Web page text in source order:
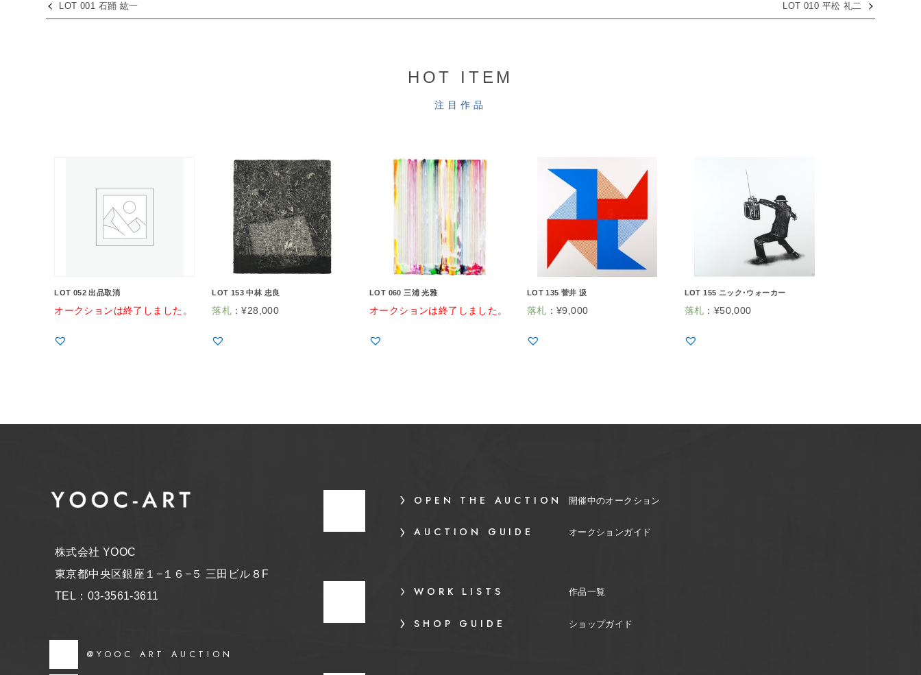
LOT 001 石踊 紘一 LOT 010 平松 礼二
HOT ITEM
注目作品
LOT 052 出品取消
オークションは終了しました 。
LOT 153 中林 忠良
落札：¥28,000
LOT 060 三浦 光雅
オークションは終了しました。
LOT 135 菅井 汲
落札 ： ¥9,000
LOT 155 ニック･ウォーカー
落札 ： ¥50,000
株式会社 YOOC
東京都中央区銀座１−１６−５ 三田ビル８F
TEL：03-3561-3611
@YOOC ART AUCTION
OPEN THE AUCTION 開催中のオークション
AUCTION GUIDE オークションガイド
WORK LISTS 作品一覧
SHOP GUIDE ショップガイド